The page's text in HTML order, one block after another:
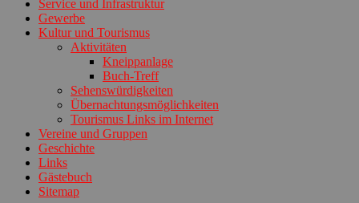
Service und Infrastruktur
Gewerbe
Kultur und Tourismus
Aktivitäten
Kneippanlage
Buch-Treff
Sehenswürdigkeiten
Übernachtungsmöglichkeiten
Tourismus Links im Internet
Vereine und Gruppen
Geschichte
Links
Gästebuch
Sitemap